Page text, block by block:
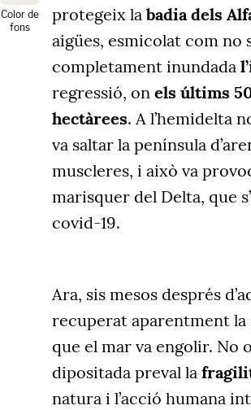
Color de
fons
protegeix la badia dels
aigües, esmicolat com no
completament inundada
regressió, on els últims
hectàrees. A l’hemidelta
va saltar la península
muscleres, i això va
marisquer del Delta, que
covid-19.
Ara, sis mesos després
recuperat aparentment
que el mar va engolir. No
dipositada preval la
natura i l’acció humana